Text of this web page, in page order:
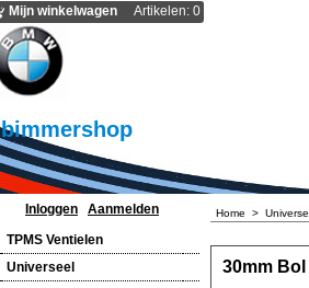
bimmershop
Mijn winkelwagen Artikelen: 0
Inloggen
Aanmelden
TPMS Ventielen
Universeel
Home >
30mm